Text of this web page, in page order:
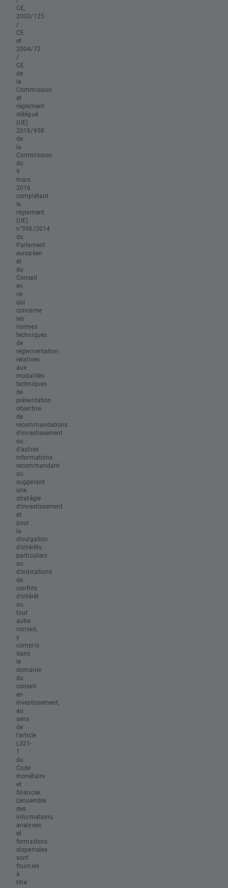
CE,
2003/125
/
CE
et
2004/72
/
CE
de
la
Commission
et
règlement
délégué
(UE)
2016/958
de
la
Commission
du
9
mars
2016
complétant
le
règlement
(UE)
n°596/2014
du
Parlement
européen
et
du
Conseil
en
ce
qui
concerne
les
normes
techniques
de
réglementation
relatives
aux
modalités
techniques
de
présentation
objective
de
recommandations
d'investissement
ou
d'autres
informations
recommandant
ou
suggérant
une
stratégie
d'investissement
et
pour
la
divulgation
d'intérêts
particuliers
ou
d'indications
de
conflits
d'intérêt
ou
tout
autre
conseil,
y
compris
dans
le
domaine
du
conseil
en
investissement,
au
sens
de
l'article
L321-
1
du
Code
monétaire
et
financier.
L’ensemble
des
informations,
analyses
et
formations
dispensées
sont
fournies
à
titre